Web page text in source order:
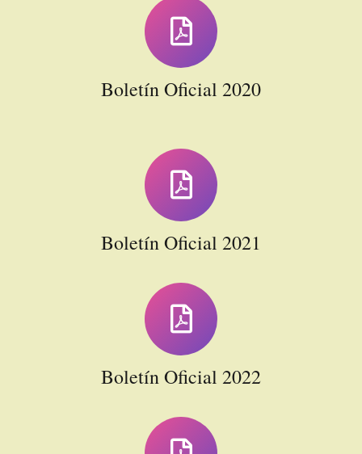
Boletín Oficial 2020
Boletín Oficial 2021
Boletín Oficial 2022